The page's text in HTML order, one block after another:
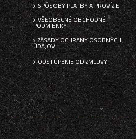
SPÔSOBY PLATBY A PROVÍZIE
VŠEOBECNÉ OBCHODNÉ
PODMIENKY
ZÁSADY OCHRANY OSOBNÝCH
ÚDAJOV
ODSTÚPENIE OD ZMLUVY